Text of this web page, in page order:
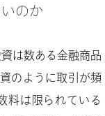
のか
は数ある金融商品
のように取引が頻
料は限られている